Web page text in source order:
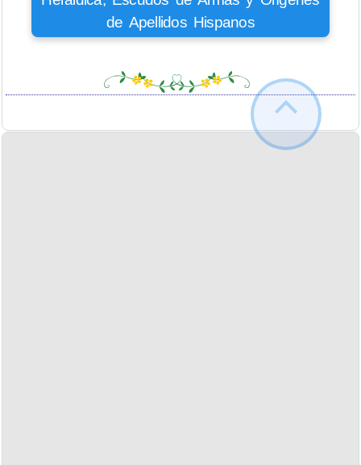
de Apellidos Hispanos